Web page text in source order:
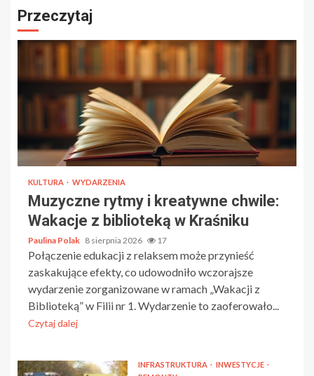
Przeczytaj
KULTURA WYDARZENIA
Muzyczne rytmy i kreatywne chwile:
Wakacje z biblioteką w Kraśniku
Paulina Polak 8 sierpnia 2026 17
Połączenie edukacji z relaksem może przynieść
zaskakujące efekty, co udowodniło wczorajsze
wydarzenie zorganizowane w ramach „Wakacji z
Biblioteką” w Filii nr 1. Wydarzenie to zaoferowało...
Czytaj dalej
INFRASTRUKTURA
INWESTYCJE